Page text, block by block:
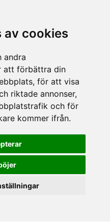
av cookies
andra
att förbättra din
för att visa
riktade annonser,
och för
kommer ifrån.